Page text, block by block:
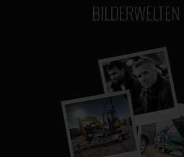
BILDERWELTEN